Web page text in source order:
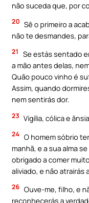
não suceda que, por
20 Sê o primeiro a
não te desmandes,
21
Se estás sentado
a mão antes delas,
Quão pouco vinho é
Assim, quando
nem sentirás dor.
23 Vigília, cólica e
24 O homem sóbrio
manhã, e a sua alma
obrigado a comer
aliviado, e não atrairás
26 Ouve-me, filho, e
reconhecerás a